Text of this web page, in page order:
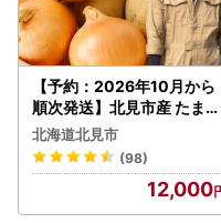
【予約：2026年10月から
順次発送】北見市産 たまね
ぎとじゃがいもセット 約15
kg ( 野菜 たまねぎ 玉ねぎ
タマネギ 玉葱 ジャガイモ
じゃがいも 北海道 セット
ふるさと納税 )【002-001
北海道北見市
(98)
12,000